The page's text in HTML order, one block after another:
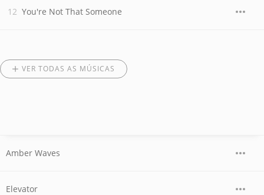
You're Not That Someone
VER TODAS AS MÚSICAS
Amber Waves
Elevator